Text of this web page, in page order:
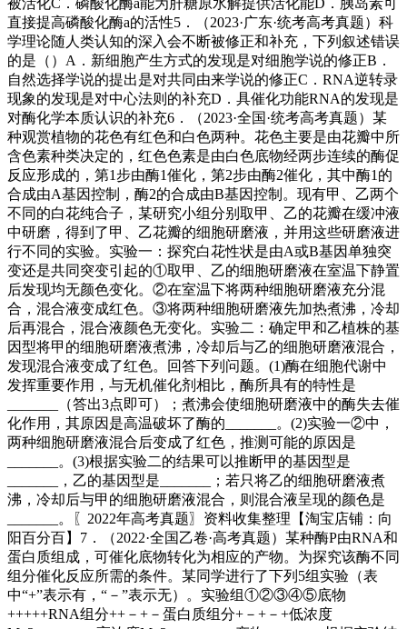
直接提高磷酸化酶a的活性5．（2023·广东·统考高考真题）科
学理论随人类认知的深入会不断被修正和补充，下列叙述错误
的是（）A．新细胞产生方式的发现是对细胞学说的修正B．
自然选择学说的提出是对共同由来学说的修正C．RNA逆转录
现象的发现是对中心法则的补充D．具催化功能RNA的发现是
对酶化学本质认识的补充6．（2023·全国·统考高考真题）某
种观赏植物的花色有红色和白色两种。花色主要是由花瓣中所
含色素种类决定的，红色色素是由白色底物经两步连续的酶促
反应形成的，第1步由酶1催化，第2步由酶2催化，其中酶1的
合成由A基因控制，酶2的合成由B基因控制。现有甲、乙两个
不同的白花纯合子，某研究小组分别取甲、乙的花瓣在缓冲液
中研磨，得到了甲、乙花瓣的细胞研磨液，并用这些研磨液进
行不同的实验。实验一：探究白花性状是由A或B基因单独突
变还是共同突变引起的①取甲、乙的细胞研磨液在室温下静置
后发现均无颜色变化。②在室温下将两种细胞研磨液充分混
合，混合液变成红色。③将两种细胞研磨液先加热煮沸，冷却
后再混合，混合液颜色无变化。实验二：确定甲和乙植株的基
因型将甲的细胞研磨液煮沸，冷却后与乙的细胞研磨液混合，
发现混合液变成了红色。回答下列问题。(1)酶在细胞代谢中
发挥重要作用，与无机催化剂相比，酶所具有的特性是
_______（答出3点即可）；煮沸会使细胞研磨液中的酶失去催
化作用，其原因是高温破坏了酶的_______。(2)实验一②中，
两种细胞研磨液混合后变成了红色，推测可能的原因是
_______。(3)根据实验二的结果可以推断甲的基因型是
_______，乙的基因型是_______；若只将乙的细胞研磨液煮
沸，冷却后与甲的细胞研磨液混合，则混合液呈现的颜色是
_______。〖2022年高考真题〗资料收集整理【淘宝店铺：向
阳百分百】7．（2022·全国乙卷·高考真题）某种酶P由RNA和
蛋白质组成，可催化底物转化为相应的产物。为探究该酶不同
组分催化反应所需的条件。某同学进行了下列5组实验（表
中“+”表示有，“－”表示无）。实验组①②③④⑤底物
+++++RNA组分++－+－蛋白质组分+－+－+低浓度